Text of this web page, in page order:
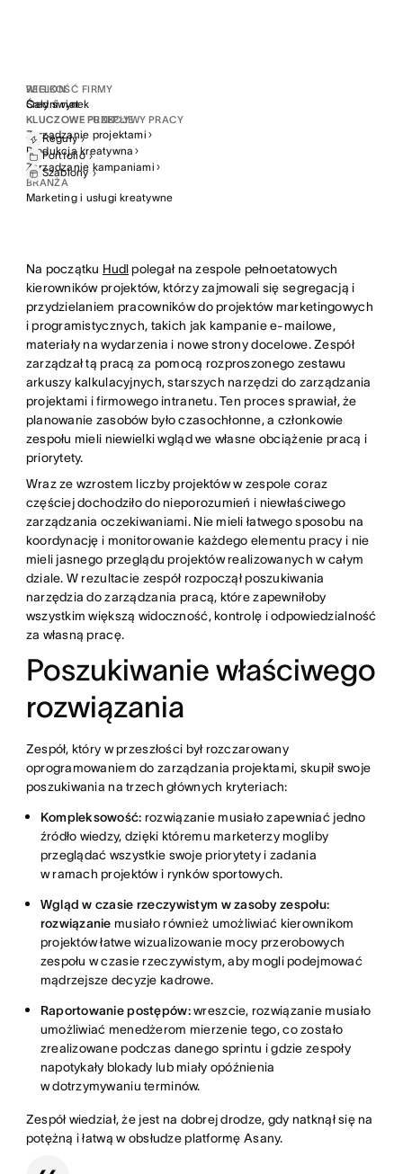
Większe zaangażowanie zespołu
Większa pewność siebie i zaangażowanie w całym
zespole
Lepsze dane
REGION
Cały świat
KLUCZOWE PRZEPŁYWY PRACY
Zarządzanie projektami
Produkcja kreatywna
Zarządzanie kampaniami
BRANŻA
Marketing i usługi kreatywne
WIELKOŚĆ FIRMY
Średni rynek
KLUCZOWE FUNKCJE
Reguły
Portfolio
Szablony
Na początku Hudlpolegał na zespole pełnoetatowych
kierowników projektów, którzy zajmowali się segregacją i
przydzielaniem pracowników do projektów marketingowych
i programistycznych, takich jak kampanie e-mailowe,
materiały na wydarzenia i nowe strony docelowe. Zespół
zarządzał tą pracą za pomocą rozproszonego zestawu
arkuszy kalkulacyjnych, starszych narzędzi do zarządzania
projektami i firmowego intranetu. Ten proces sprawiał, że
planowanie zasobów było czasochłonne, a członkowie
zespołu mieli niewielki wgląd we własne obciążenie pracą i
priorytety.
Wraz ze wzrostem liczby projektów w zespole coraz
częściej dochodziło do nieporozumień i niewłaściwego
zarządzania oczekiwaniami. Nie mieli łatwego sposobu na
koordynację i monitorowanie każdego elementu pracy i nie
mieli jasnego przeglądu projektów realizowanych w całym
dziale. W rezultacie zespół rozpoczął poszukiwania
narzędzia do zarządzania pracą, które zapewniłoby
wszystkim większą widoczność, kontrolę i odpowiedzialność
za własną pracę.
Poszukiwanie właściwego
rozwiązania
Zespół, który w przeszłości był rozczarowany
oprogramowaniem do zarządzania projektami, skupił swoje
poszukiwania na trzech głównych kryteriach:
Kompleksowość: rozwiązanie musiało zapewniać jedno
źródło wiedzy, dzięki któremu marketerzy mogliby
przeglądać wszystkie swoje priorytety i zadania
w ramach projektów i rynków sportowych.
Wgląd w czasie rzeczywistym w zasoby zespołu:
rozwiązaniemusiało również umożliwiać kierownikom
projektów łatwe wizualizowanie mocy przerobowych
zespołu w czasie rzeczywistym, aby mogli podejmować
mądrzejsze decyzje kadrowe.
Raportowanie postępów:wreszcie, rozwiązanie musiało
umożliwiać menedżerom mierzenie tego, co zostało
zrealizowane podczas danego sprintu i gdzie zespoły
napotykały blokady lub miały opóźnienia
w dotrzymywaniu terminów.
Zespół wiedział, że jest na dobrej drodze, gdy natknął się na
potężną i łatwą w obsłudze platformę Asany.